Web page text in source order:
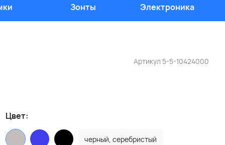
Зонты Электроника
Артикул 5-5-10424000
Цвет:
черный, серебристый